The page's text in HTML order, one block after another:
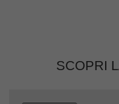
SCOPRI